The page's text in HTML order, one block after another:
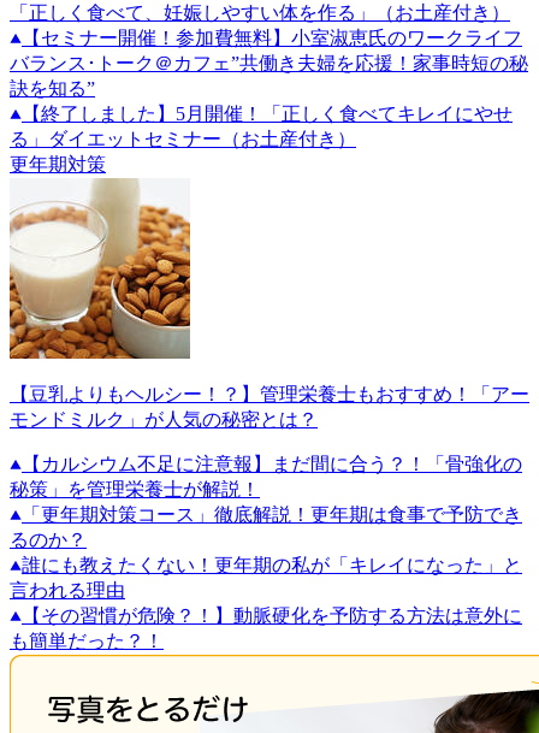
「正しく食べて、妊娠しやすい体を作る」（お土産付き）
【セミナー開催！参加費無料】小室淑恵氏のワークライフ
バランス･トーク＠カフェ”共働き夫婦を応援！家事時短の秘
訣を知る”
【終了しました】5月開催！「正しく食べてキレイにやせ
る」ダイエットセミナー（お土産付き）
更年期対策
【豆乳よりもヘルシー！？】管理栄養士もおすすめ！「アー
モンドミルク」が人気の秘密とは？
【カルシウム不足に注意報】まだ間に合う？！「骨強化の
秘策」を管理栄養士が解説！
「更年期対策コース」徹底解説！更年期は食事で予防でき
るのか？
誰にも教えたくない！更年期の私が「キレイになった」と
言われる理由
【その習慣が危険？！】動脈硬化を予防する方法は意外に
も簡単だった？！